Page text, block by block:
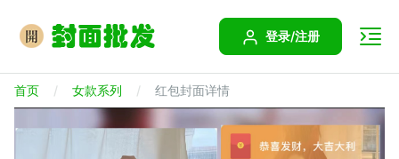
登录/注册
首页 女款系列 红包封面详情